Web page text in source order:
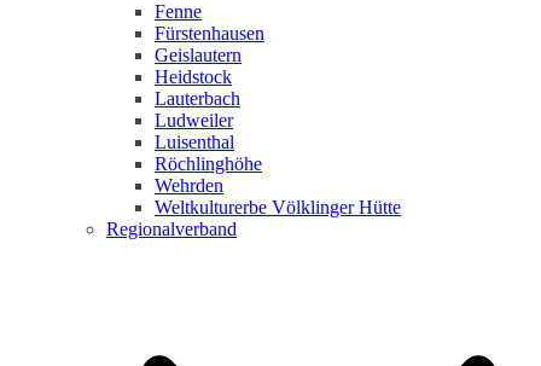
Fenne
Fürstenhausen
Geislautern
Heidstock
Lauterbach
Ludweiler
Luisenthal
Röchlinghöhe
Wehrden
Weltkulturerbe Völklinger Hütte
Regionalverband